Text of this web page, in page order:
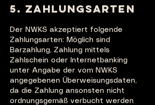
5. ZAHLUNGSARTEN
Der NWKS akzeptiert folgende
Zahlungsarten: Mög lich sind
Barzahlung, Zahlung mittels
Zahlschein oder Internetbanking
unter Angabe der vom NWKS
angegebenen Überweisungsdaten,
da die Zahlung ansonsten nicht
ordnungsgemäß verbucht werden